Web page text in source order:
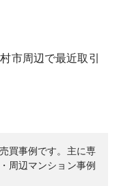
市周辺で最近取引
買事例です。 主に専
周辺マンション事例